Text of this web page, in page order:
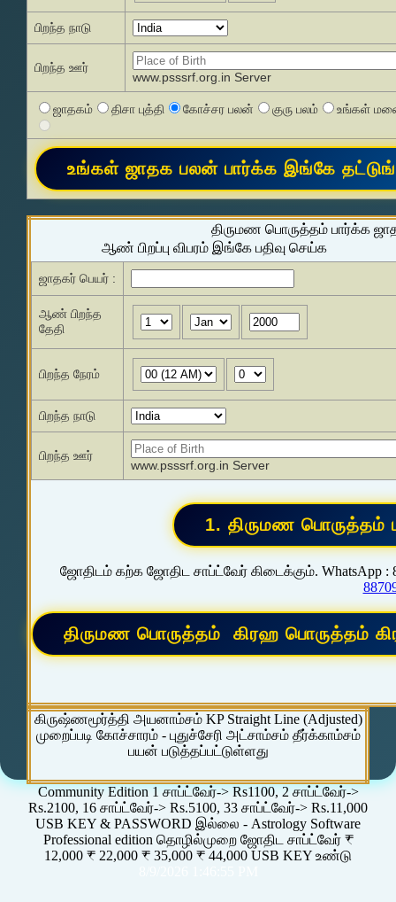
பிறந்த நாடு
பிறந்த ஊர்
www.psssrf.org.in Server
ஜாதகம் திசா புத்தி கோச்சர பலன் குரு பலம் உங்கள்
திருமண பொருத்தம் பார்க்க
ஆண் பிறப்பு விபரம் இங்கே பதிவு செய்க
ஜாதகர் பெயர் :
ஆண் பிறந்த
தேதி
பிறந்த நேரம்
பிறந்த நாடு
பிறந்த ஊர்
www.psssrf.org.in Server
ஜோதிடம் கற்க ஜோதிட சாப்ட்வேர் கிடைக்கும். WhatsApp :
கிருஷ்ணமூர்த்தி அயனாம்சம் KP Straight Line (Adjusted)
முறைப்படி கோச்சாரம் - புதுச்சேரி அட்சாம்சம் தீர்க்காம்சம்
பயன் படுத்தப்பட்டுள்ளது
Community Edition 1 சாப்ட்வேர்-> Rs1100, 2 சாப்ட்வேர்->
Rs.2100, 16 சாப்ட்வேர்-> Rs.5100, 33 சாப்ட்வேர்-> Rs.11,000
USB KEY & PASSWORD இல்லை - Astrology Software
Professional edition தொழில்முறை ஜோதிட சாப்ட்வேர் ₹
12,000 ₹ 22,000 ₹ 35,000 ₹ 44,000 USB KEY உண்டு